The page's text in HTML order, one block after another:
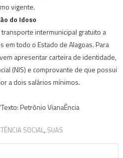
vigente.
do Idoso
intermunicipal gratuito a
em todo o Estado de Alagoas. Para
apresentar carteira de identidade,
(NIS) e comprovante de que possui
a dois salários mínimos.
Petrônio VianaÊncia
SOCIAL, SUAS